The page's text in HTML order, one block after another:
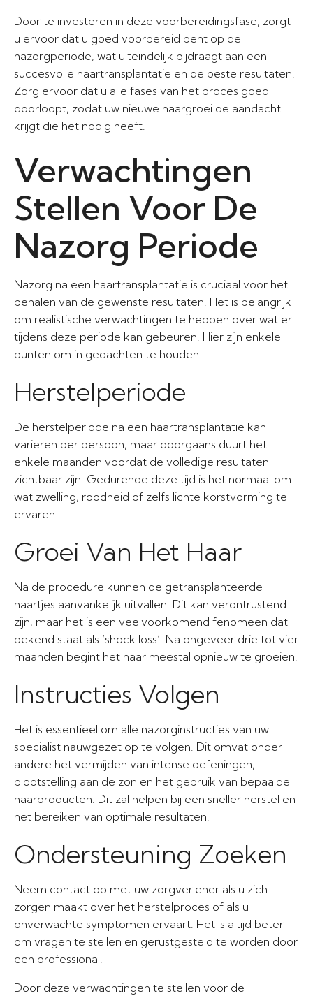
Door te investeren in deze voorbereidingsfase, zorgt
u ervoor dat u goed voorbereid bent op de
nazorgperiode, wat uiteindelijk bijdraagt aan een
succesvolle haartransplantatie en de beste resultaten.
Zorg ervoor dat u alle fases van het proces goed
doorloopt, zodat uw nieuwe haargroei de aandacht
krijgt die het nodig heeft.
Verwachtingen
Stellen Voor De
Nazorg Periode
Nazorg na een haartransplantatie is cruciaal voor het
behalen van de gewenste resultaten. Het is belangrijk
om realistische verwachtingen te hebben over wat er
tijdens deze periode kan gebeuren. Hier zijn enkele
punten om in gedachten te houden:
Herstelperiode
De herstelperiode na een haartransplantatie kan
variëren per persoon, maar doorgaans duurt het
enkele maanden voordat de volledige resultaten
zichtbaar zijn. Gedurende deze tijd is het normaal om
wat zwelling, roodheid of zelfs lichte korstvorming te
ervaren.
Groei Van Het Haar
Na de procedure kunnen de getransplanteerde
haartjes aanvankelijk uitvallen. Dit kan verontrustend
zijn, maar het is een veelvoorkomend fenomeen dat
bekend staat als ‘shock loss’. Na ongeveer drie tot vier
maanden begint het haar meestal opnieuw te groeien.
Instructies Volgen
Het is essentieel om alle nazorginstructies van uw
specialist nauwgezet op te volgen. Dit omvat onder
andere het vermijden van intense oefeningen,
blootstelling aan de zon en het gebruik van bepaalde
haarproducten. Dit zal helpen bij een sneller herstel en
het bereiken van optimale resultaten.
Ondersteuning Zoeken
Neem contact op met uw zorgverlener als u zich
zorgen maakt over het herstelproces of als u
onverwachte symptomen ervaart. Het is altijd beter
om vragen te stellen en gerustgesteld te worden door
een professional.
Door deze verwachtingen te stellen voor de